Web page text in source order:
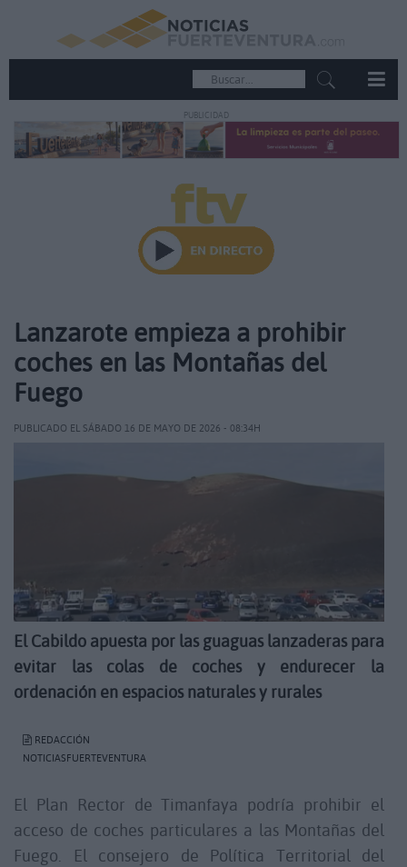
PUBLICIDAD
Lanzarote empieza a prohibir
coches en las Montañas del
Fuego
PUBLICADO EL SÁBADO 16 DE MAYO DE 2026 - 08:34H
El Cabildo apuesta por las guaguas lanzaderas para
evitar las colas de coches y endurecer la
ordenación en espacios naturales y rurales
REDACCIÓN
NOTICIASFUERTEVENTURA
El Plan Rector de Timanfaya podría prohibir el
acceso de coches particulares a las Montañas del
Fuego. El consejero de Política Territorial del